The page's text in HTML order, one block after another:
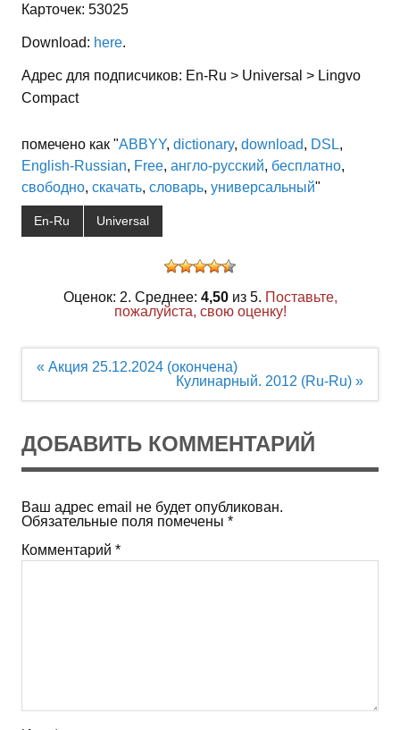
Карточек: 53025
Download: here.
Адрес для подписчиков: En-Ru > Universal > Lingvo
Compact
помечено как "ABBYY, dictionary, download, DSL,
English-Russian, Free, англо-русский, бесплатно,
свободно, скачать, словарь, универсальный"
En-Ru Universal
Оценок: 2. Среднее: 4,50из 5. Поставьте,
пожалуйста, свою оценку!
Навигация
« Акция 25.12.2024 (окончена)
Кулинарный. 2012 (Ru-Ru) »
ДОБАВИТЬ КОММЕНТАРИЙ
Ваш адрес email не будет опубликован.
Обязательные поля помечены *
Комментарий *